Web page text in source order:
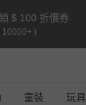
$ 100 折價券
10000+ )
童裝 玩具